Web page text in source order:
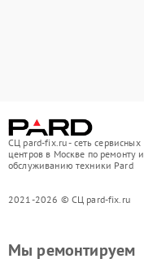
СЦ pard-fix.ru - сеть сервисных
центров в Москве по ремонту и
обслуживанию техники Pard
2021-2026 © СЦ pard-fix.ru
Мы ремонтируем